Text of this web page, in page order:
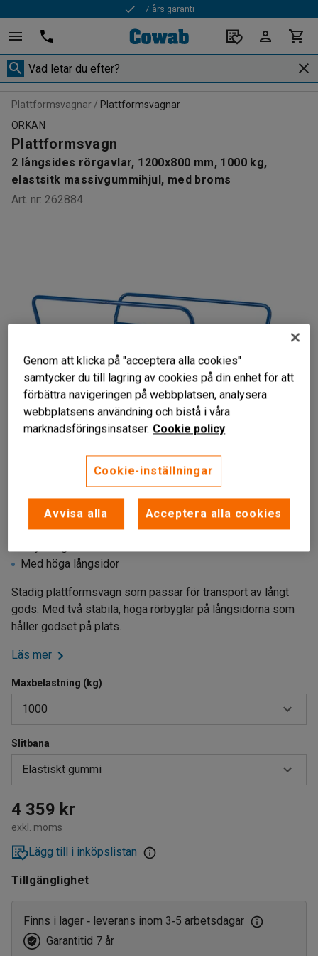
7 års garanti
Snabba leveranser
Plattformsvagnar
Plattformsvagnar
ORKAN
Plattformsvagn
2 långsides rörgavlar, 1200x800 mm, 1000 kg,
elastsitk massivgummihjul, med broms
Art. nr: 262884
Liknande produkter
För långt gods
Med höga långsidor
Stadig plattformsvagn som passar för transport av långt
gods. Med två stabila, höga rörbyglar på långsidorna som
håller godset på plats.
Läs mer
Maxbelastning (kg)
1000
500
1000
Slitbana
Elastiskt gummi
Elastiskt gummi
Massivgummi
4 359 kr
exkl. moms
Lägg till i inköpslistan
Tillgänglighet
Finns i lager ‑ leverans inom 3‑5 arbetsdagar
Garantitid 7 år
Genom att klicka på "acceptera alla cookies"
samtycker du till lagring av cookies på din enhet för att
förbättra navigeringen på webbplatsen, analysera
webbplatsens användning och bistå i våra
marknadsföringsinsatser. Cookie policy
Cookie-inställningar
Avvisa alla Acceptera alla cookies